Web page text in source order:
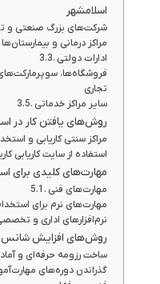
اسلامشهر
شرکت‌های بزرگ صنعتی و
مراکز درمانی و بیمارستان‌ها
ادارات دولتی
فروشگاه‌ها،
تجاری
سایر مراکز خدماتی
روش‌های یافتن کار در
مراکز سنتی کاریابی و
استفاده از سایت‌ کاریابی
مهارت‌های کلیدی برای
مهارت‌های فنی
مهارت‌های نرم برای
نرم‌افزارهای اداری و
روش‌های افزایش شانس
ساخت رزومه حرفه‌ای و
گذراندن دوره‌های